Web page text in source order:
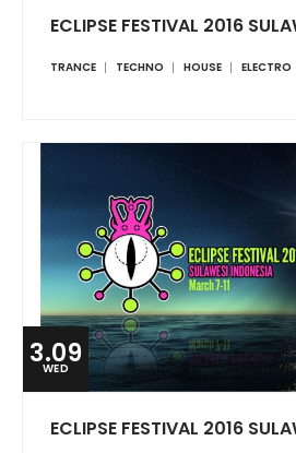
ECLIPSE FESTIVAL 2016
TRANCE TECHNO HOUSE ELECTRO
3.09
WED
ECLIPSE FESTIVAL 2016